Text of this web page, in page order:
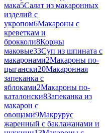
мака5Салат из макаронных
изделий с
укропом6Макароны с
креветкам и
брокколи8Коржы
маковые33Суп из шпината с
макаронами2Макароны по-
цыгански20Макаронная
запеканка с
яблоками2Макароны по-
каталонски8Запеканка из
макарон с
овощами9Макрурус
жаренный с баклажанами и